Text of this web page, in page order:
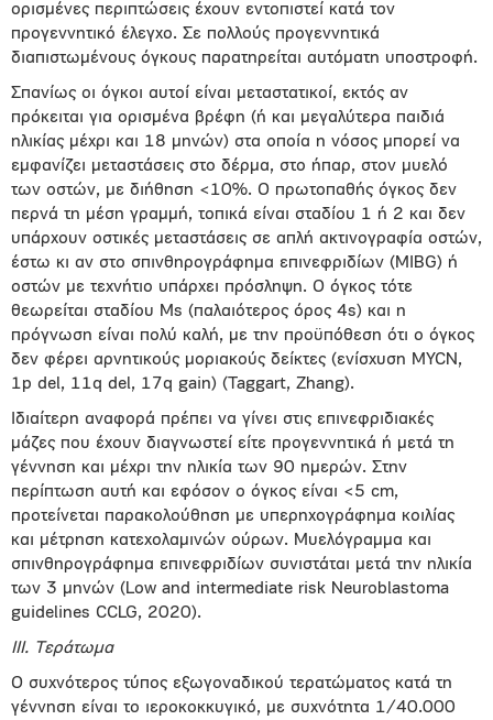
ορισμένες περιπτώσεις έχουν εντοπιστεί κατά τον
προγεννητικό έλεγχο. Σε πολλούς προγεννητικά
διαπιστωμένους όγκους παρατηρείται αυτόματη υποστροφή.
Σπανίως οι όγκοι αυτοί είναι μεταστατικοί, εκτός αν
πρόκειται για ορισμένα βρέφη (ή και μεγαλύτερα παιδιά
ηλικίας μέχρι και 18 μηνών) στα οποία η νόσος μπορεί να
εμφανίζει μεταστάσεις στο δέρμα, στο ήπαρ, στον μυελό
των οστών, με διήθηση <10%. Ο πρωτοπαθής όγκος δεν
περνά τη μέση γραμμή, τοπικά είναι σταδίου 1 ή 2 και δεν
υπάρχουν οστικές μεταστάσεις σε απλή ακτινογραφία οστών,
έστω κι αν στο σπινθηρογράφημα επινεφριδίων (MIBG) ή
οστών με τεχνήτιο υπάρχει πρόσληψη. Ο όγκος τότε
θεωρείται σταδίου Ms (παλαιότερος όρος 4s) και η
πρόγνωση είναι πολύ καλή, με την προϋπόθεση ότι ο όγκος
δεν φέρει αρνητικούς μοριακούς δείκτες (ενίσχυση MYCN,
1p del, 11q del, 17q gain) (Taggart, Zhang).
Ιδιαίτερη αναφορά πρέπει να γίνει στις επινεφριδιακές
μάζες που έχουν διαγνωστεί είτε προγεννητικά ή μετά τη
γέννηση και μέχρι την ηλικία των 90 ημερών. Στην
περίπτωση αυτή και εφόσον ο όγκος είναι <5 cm,
προτείνεται παρακολούθηση με υπερηχογράφημα κοιλίας
και μέτρηση κατεχολαμινών ούρων. Μυελόγραμμα και
σπινθηρογράφημα επινεφριδίων συνιστάται μετά την ηλικία
των 3 μηνών (Low and intermediate risk Neuroblastoma
guidelines CCLG, 2020).
ΙΙΙ. Τεράτωμα
Ο συχνότερος τύπος εξωγοναδικού τερατώματος κατά τη
γέννηση είναι το ιεροκοκκυγικό, με συχνότητα 1/40.000